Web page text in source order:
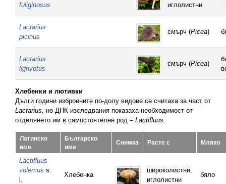
fuliginosus
иглолистни
Lactarius
picinus
смърч (Picea)
Lactarius
lignyotus
смърч (Picea)
Хлебенки и лютивки
Дълги години изброените по-долу видове се считаха за част от
Lactarius , но ДНК изследвания показаха необходимост от
отделянето им в самостоятелен род – Lactifluus
Латинско
име
Българско
име
Снимка Расте с Мляко
Lactifluus
volemus s.
l.
Хлебенка
широколистни,
иглолистни
бяло